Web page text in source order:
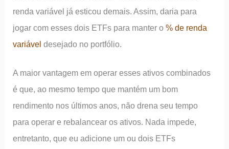
renda variável já esticou demais. Assim, daria para
jogar com esses dois ETFs para manter o% de renda
variável desejado no portfólio.
A maior vantagem em operar esses ativos combinados
é que, ao mesmo tempo que mantém um bom
rendimento nos últimos anos, não drena seu tempo
para operar e rebalancear os ativos. Nada impede,
entretanto, que eu adicione um ou dois ETFs